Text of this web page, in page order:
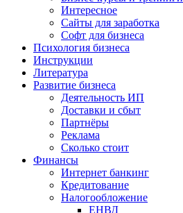
Интересное
Сайты для заработка
Софт для бизнеса
Психология бизнеса
Инструкции
Литература
Развитие бизнеса
Деятельность ИП
Доставки и сбыт
Партнёры
Реклама
Сколько стоит
Финансы
Интернет банкинг
Кредитование
Налогообложение
ЕНВД